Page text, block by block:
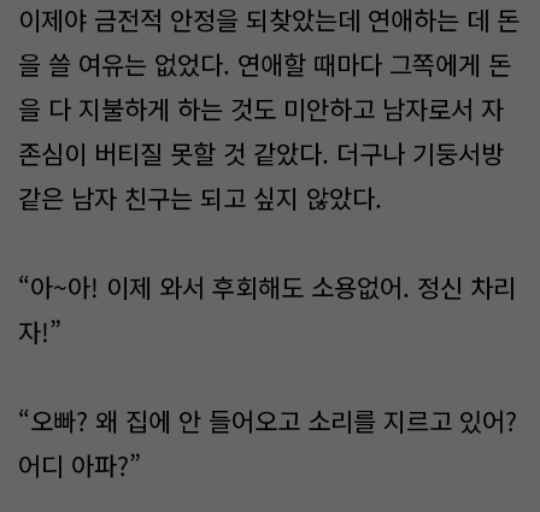
이제야 금전적 안정을 되찾았는데 연애하는 데 돈
을 쓸 여유는 없었다. 연애할 때마다 그쪽에게 돈
을 다 지불하게 하는 것도 미안하고 남자로서 자
존심이 버티질 못할 것 같았다. 더구나 기둥서방
같은 남자 친구는 되고 싶지 않았다.
“아~아! 이제 와서 후회해도 소용없어. 정신 차리
자!”
“오빠? 왜 집에 안 들어오고 소리를 지르고 있어?
어디 아파?”